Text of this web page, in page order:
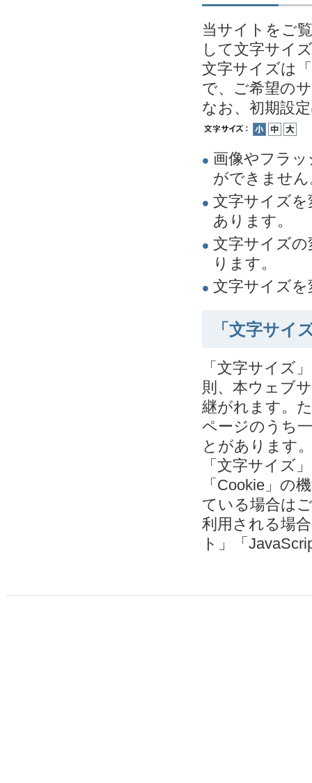
当サイトをご
して文字サイ
文字サイズは
で、ご希望の
なお、初期設
画像やフラ
ができません
文字サイズ
あります。
文字サイズ
ります。
文字サイズ
「文字サイ
「文字サイズ
則、本ウェブ
継がれます。
ページのうち
とがあります
「文字サイズ
「Cookie」の
ている場合は
利用される場
ト」「